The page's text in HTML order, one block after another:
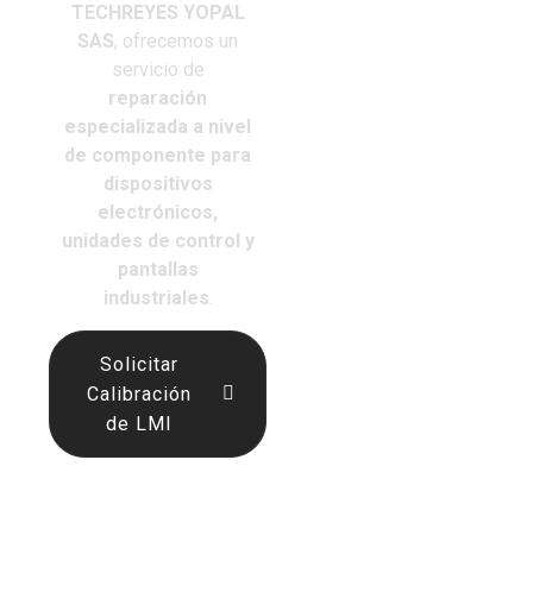
TECHREYES YOPAL
SAS, ofrecemos un
servicio de
reparación
especializada a nivel
de componente para
dispositivos
electrónicos,
unidades de control y
pantallas
industriales.
Solicitar
Calibración
de LMI